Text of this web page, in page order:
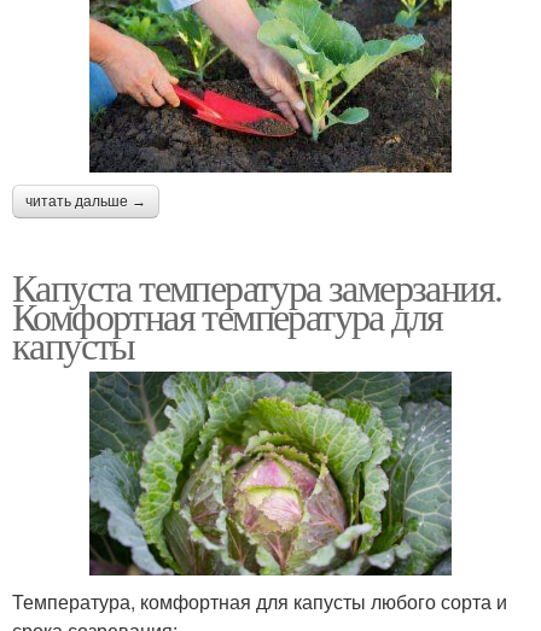
читать дальше →
Капуста температура замерзания.
Комфортная температура для
капусты
Температура, комфортная для капусты любого сорта и